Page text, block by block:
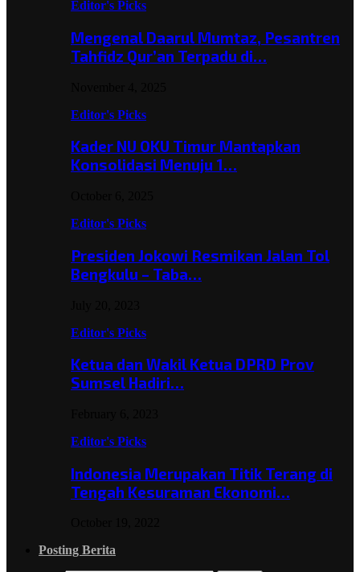
Editor's Picks
Mengenal Daarul Mumtaz, Pesantren
Tahfidz Qur’an Terpadu di…
Editor's Picks
Kader NU OKU Timur Mantapkan
Konsolidasi Menuju 1…
Editor's Picks
Presiden Jokowi Resmikan Jalan Tol
Bengkulu – Taba…
Editor's Picks
Ketua dan Wakil Ketua DPRD Prov
Sumsel Hadiri…
Editor's Picks
Indonesia Merupakan Titik Terang di
Tengah Kesuraman Ekonomi…
Posting Berita